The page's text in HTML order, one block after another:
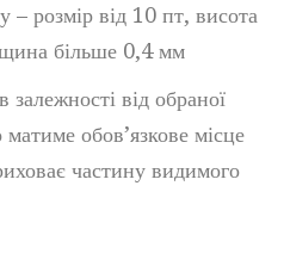
– розмір від 10 пт, висота
більше 0,4 мм
від обраної
обов’язкове місце
частину видимого